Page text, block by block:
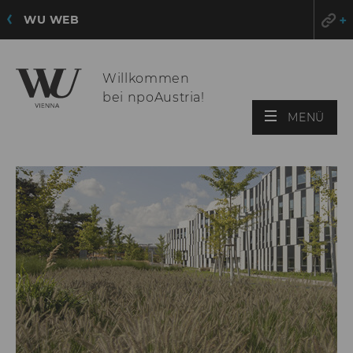
WU WEB
Willkommen
bei npoAustria!
MENÜ